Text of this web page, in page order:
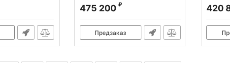
Q11-3x1300
Артикул: 386001
475 200 ₽
Предзаказ
SBJB
420